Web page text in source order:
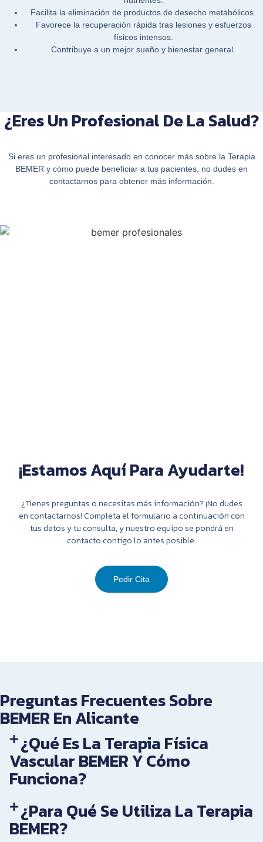
Facilita la eliminación de productos de desecho metabólicos.
Favorece la recuperación rápida tras lesiones y esfuerzos
físicos intensos.
Contribuye a un mejor sueño y bienestar general.
¿Eres Un Profesional De La Salud?
Si eres un profesional interesado en conocer más sobre la Terapia
BEMER y cómo puede beneficiar a tus pacientes, no dudes en
contactarnospara obtener más información.
¡Estamos Aquí Para Ayudarte!
¿Tienes preguntas o necesitas más información? ¡No dudes
en contactarnos! Completa el formulario a continuación con
tus datos y tu consulta, y nuestro equipo se pondrá en
contacto contigo lo antes posible.
Pedir Cita
Preguntas Frecuentes Sobre
BEMER En Alicante
¿Qué Es La Terapia Física
Vascular BEMER Y Cómo
Funciona?
¿Para Qué Se Utiliza La Terapia
BEMER?